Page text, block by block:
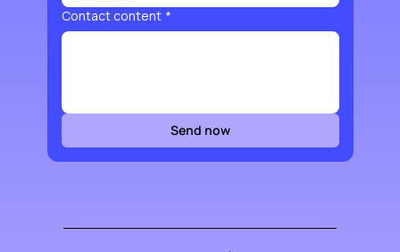
Contact content *
Send now